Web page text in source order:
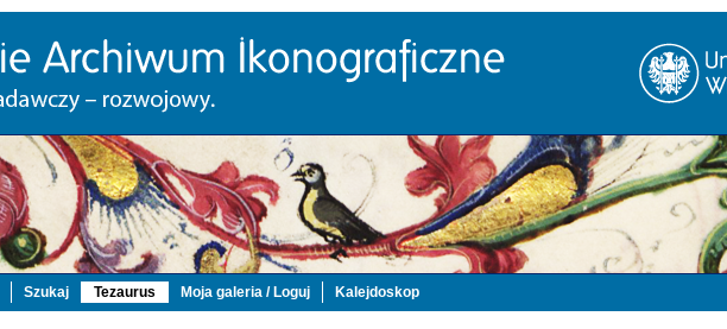
Szukaj Tezaurus Moja galeria / Loguj Kalejdoskop